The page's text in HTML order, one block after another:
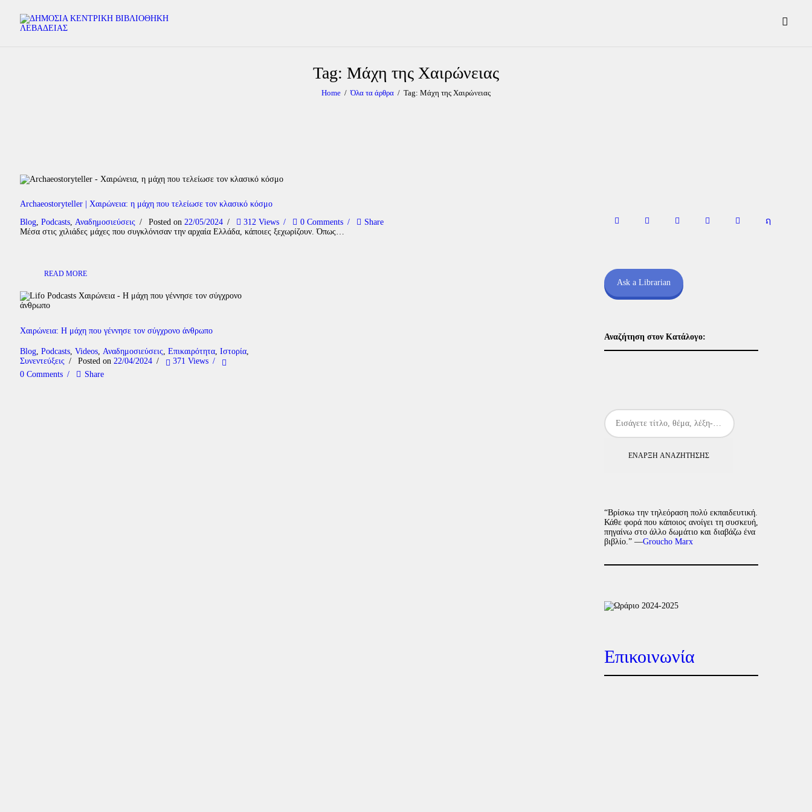
Tag: Μάχη της Χαιρώνειας
Home Όλα τα άρθρα Tag: Μάχη της Χαιρώνειας
Archaeostoryteller | Χαιρώνεια: η μάχη που τελείωσε τον κλασικό κόσμο
Blog, Podcasts, Αναδημοσιεύσεις Posted on 22/05/2024 312 Views 0 Comments
Share
Μέσα στις χιλιάδες μάχες που συγκλόνισαν την αρχαία Ελλάδα, κάποιες ξεχωρίζουν. Όπως…
READ MORE
Χαιρώνεια: Η μάχη που γέννησε τον σύγχρονο άνθρωπο
Blog, Podcasts, Videos, Αναδημοσιεύσεις, Επικαιρότητα, Ιστορία,
Συνεντεύξεις
Posted on 22/04/2024 371 Views
0 Comments Share
Ask a Librarian
Αναζήτηση στον Κατάλογο:
ΈΝΑΡΞΗ ΑΝΑΖΉΤΗΣΗΣ
“Βρίσκω την τηλεόραση πολύ εκπαιδευτική.
Κάθε φορά που κάποιος ανοίγει τη συσκευή,
πηγαίνω στο άλλο δωμάτιο και διαβάζω ένα
βιβλίο.” —Groucho Marx
Επικοινωνία